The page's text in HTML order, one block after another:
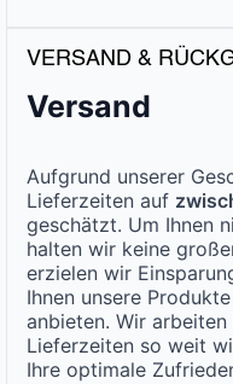
VERSAND &
Versand
Aufgrund unserer
Lieferzeiten auf
geschätzt. Um Ihnen
halten wir keine
erzielen wir
Ihnen unsere
anbieten. Wir
Lieferzeiten so weit
Ihre optimale